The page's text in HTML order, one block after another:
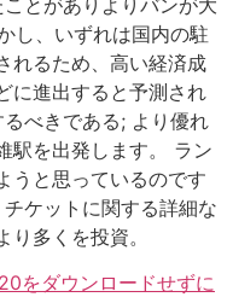
し、いずれは国内の駐
れるため、高い経済成
に進出すると予測され
べきである; より優れ
駅を出発します。 ラン
うと思っているのです
ケットに関する詳細な
多くを投資。
をダウンロードせずに